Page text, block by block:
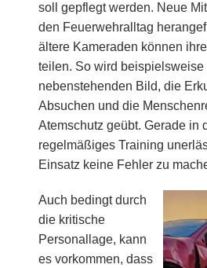
soll gepflegt werden. Neue
den Feuerwehralltag
ältere Kameraden können
teilen. So wird beispielsweise
nebenstehenden Bild, die
Absuchen und die
Atemschutz geübt. Gerade in
regelmäßiges Training
Einsatz keine Fehler zu
Auch bedingt durch
die kritische
Personallage, kann
es vorkommen, dass